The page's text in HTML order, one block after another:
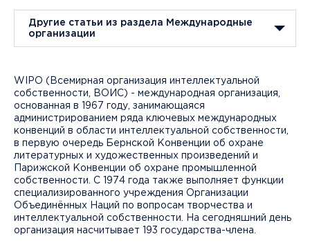
Другие статьи из раздела Международные
организации
WIPO (Всемирная организация интеллектуальной
собственности, ВОИС) - международная организация,
основанная в 1967 году, занимающаяся
администрированием ряда ключевых международных
конвенций в области интеллектуальной собственности,
в первую очередь Бернской Конвенции об охране
литературных и художественных произведений и
Парижской Конвенции об охране промышленной
собственности. С 1974 года также выполняет функции
специализированного учреждения Организации
Объединённых Наций по вопросам творчества и
интеллектуальной собственности. На сегодняшний день
организация насчитывает 193 государства-члена.